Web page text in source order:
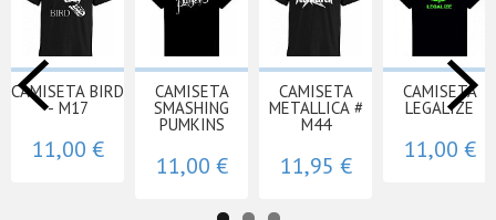
CAMISETA BIRD
- M17
11,00 €
CAMISETA
SMASHING
PUMKINS
11,00 €
CAMISETA
METALLICA #
M44
11,95 €
CAMISETA
LEGALIZE
11,00 €